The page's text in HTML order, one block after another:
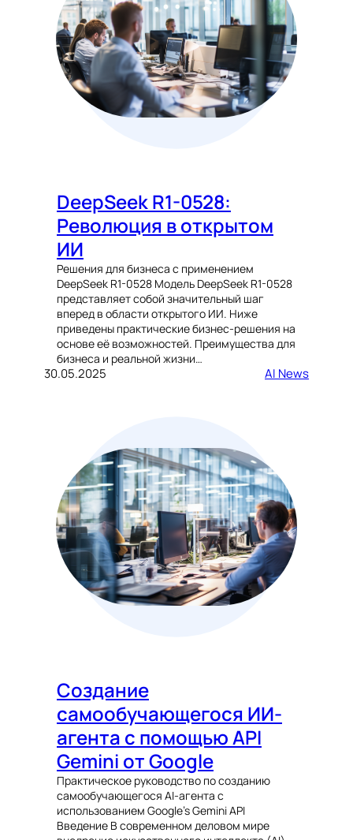
DeepSeek R1-0528:
Революция в открытом
ИИ
Решения для бизнеса с применением
DeepSeek R1-0528 Модель DeepSeek R1-0528
представляет собой значительный шаг
вперед в области открытого ИИ. Ниже
приведены практические бизнес-решения на
основе её возможностей. Преимущества для
бизнеса и реальной жизни…
30.05.2025 AI News
Создание
самообучающегося ИИ-
агента с помощью API
Gemini от Google
Практическое руководство по созданию
самообучающегося AI-агента с
использованием Google’s Gemini API
Введение В современном деловом мире